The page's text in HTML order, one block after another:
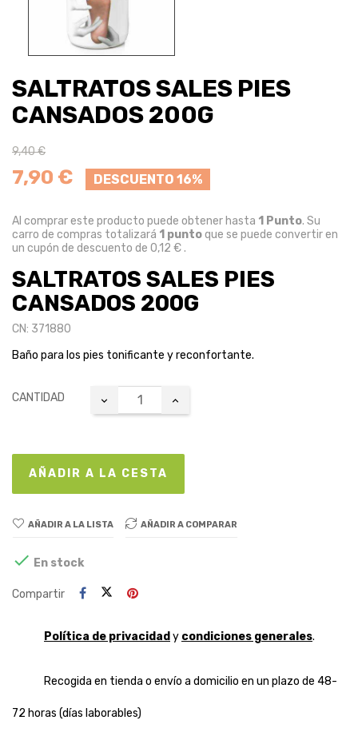
SALTRATOS SALES PIES
CANSADOS 200G
9,40 €
7,90 € DESCUENTO 16%
Al comprar este producto puede obtener hasta 1 Punto. Su
carro de compras totalizará 1 puntoque se puede convertir en
un cupón de descuento de 0,12 €.
SALTRATOS SALES PIES
CANSADOS 200G
CN: 371880
Baño para los pies tonificante y reconfortante.
CANTIDAD
AÑADIR A LA CESTA
AÑADIR A LA LISTA AÑADIR A COMPARAR
 En stock
Compartir
Política de privacidad y condiciones generales.
Recogida en tienda o envío a domicilio en un plazo de 48-
72 horas (días laborables)